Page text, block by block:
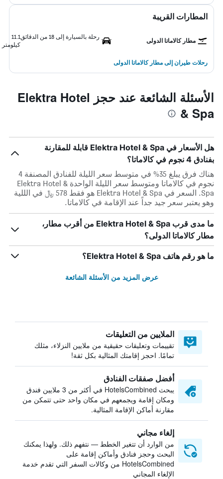
المطارات القريبة
مطار كالاماتا الدولى
رحلة بالسيارة إلى 18 من الدقائق
11.1
كيلومتر
رحلات طيران إلى مطار كالاماتا الدولى
الأسئلة الشائعة عند حجز Elektra Hotel
& Spa
هل الأسعار في Elektra Hotel & Spa قابلة للمقارنة
بفنادق 4 نجوم في كالاماتا؟
هناك فرق يبلغ 35% في متوسط ​​سعر الليلة للفنادق المصنفة 4
نجوم في كالاماتا ومتوسط ​​سعر الليلة الواحدة Elektra Hotel &
Spa. السعر في Elektra Hotel & Spa هو فقط 578 ﷼ في الللية
وهو يعتبر سعر جيد جداً عند الإقامة في كالاماتا.
ما مدى قرب Elektra Hotel & Spa من أقرب مطار،
مطار كالاماتا الدولى؟
ما هو رقم هاتف Elektra Hotel & Spa؟
عرض المزيد من الأسئلة الشائعة
الملايين من التعليقات
تقييمات وتعليقات حقيقية من ملايين النزلاء، مثلك
تمامًا. احجز إقامتك المثالية بكل ثقة!
أفضل صفقات الفنادق
يبحث HotelsCombined في أكثر من 3 ملايين فندق
ومكان إقامة ويجمعهم في مكان واحد حتى تتمكن من
مقارنة أماكن الإقامة المثالية.
إلغاء مجاني
من الوارد أن تتغير الخطط — نتفهم ذلك. ولهذا يمكنك
البحث وحجز فنادق وأماكن إقامة على
HotelsCombined من وكالات السفر التي تقدم خدمة
الإلغاء المجاني